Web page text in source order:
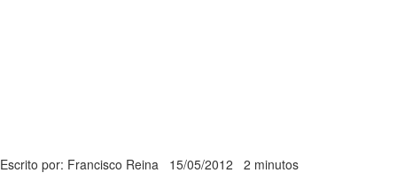
Escrito por: Francisco Reina 15/05/2012 2 minutos